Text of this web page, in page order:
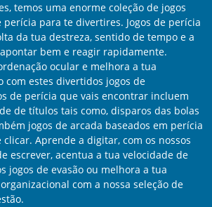
temos uma enorme coleção de jogos
para te divertires. Jogos de perícia
da tua destreza, sentido de tempo e a
bem e reagir rapidamente.
ocular e melhora a tua
com estes divertidos jogos de
de perícia que vais encontrar incluem
de títulos tais como, disparos das bolas
jogos de arcada baseados em perícia
Aprende a digitar, com os nossos
escrever, acentua a tua velocidade de
jogos de evasão ou melhora a tua
com a nossa seleção de